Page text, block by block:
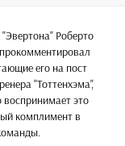
Роберто
его на пост
"Тоттенхэма",
воспринимает это
комплимент в